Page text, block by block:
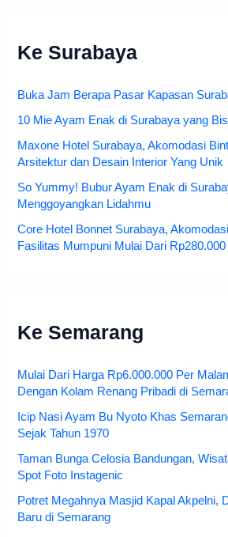
Ke Surabaya
Buka Jam Berapa Pasar Kapasan
10 Mie Ayam Enak di Surabaya yang
Maxone Hotel Surabaya, Akomodasi
Arsitektur dan Desain Interior Yang Unik
So Yummy! Bubur Ayam Enak di
Menggoyangkan Lidahmu
Core Hotel Bonnet Surabaya,
Fasilitas Mumpuni Mulai Dari Rp280.000
Ke Semarang
Mulai Dari Harga Rp6.000.000 Per
Dengan Kolam Renang Pribadi di
Icip Nasi Ayam Bu Nyoto Khas
Sejak Tahun 1970
Taman Bunga Celosia Bandungan,
Spot Foto Instagenic
Potret Megahnya Masjid Kapal Akpelni,
Baru di Semarang